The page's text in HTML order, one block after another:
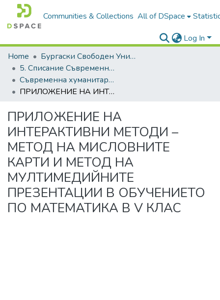
Communities & Collections All of DSpace
Log In
Home
Бургаски Свободен Университет | Burgas Free University
5. Списание Съвременна хуманитаристика | Journal of Contemporary Humanitaristics
Съвременна хуманитаристика, 2023
ПРИЛОЖЕНИЕ НА ИНТЕРАКТИВНИ МЕТОДИ – МЕТОД НА МИСЛОВНИТЕ КАРТИ И МЕТОД НА МУЛТИМЕДИЙНИТЕ ПРЕЗЕНТАЦИИ В ОБУЧЕНИЕТО ПО МАТЕМАТИКА В V КЛАС
ПРИЛОЖЕНИЕ НА
ИНТЕРАКТИВНИ МЕТОДИ –
МЕТОД НА МИСЛОВНИТЕ
КАРТИ И МЕТОД НА
МУЛТИМЕДИЙНИТЕ
ПРЕЗЕНТАЦИИ В ОБУЧЕНИЕТО
ПО МАТЕМАТИКА В V КЛАС